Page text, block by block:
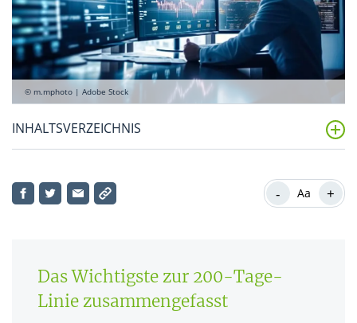
© m.mphoto | Adobe Stock
INHALTSVERZEICHNIS
Was ist Sinn und Zweck der 200-Tage-Linie?
Schritt-für-Schritt-Anleitung zur Berechnung der 200-
Tage-Linie
- Aa +
Das Wichtigste zur 200-Tage-
Linie zusammengefasst